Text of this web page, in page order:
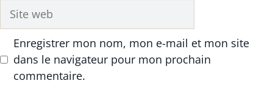
Site
web
Enregistrer mon nom, mon e-mail et mon site
dans le navigateur pour mon prochain
commentaire.